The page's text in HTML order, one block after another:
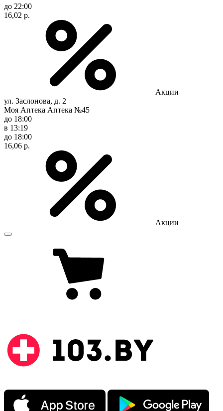
до 22:00
16,02 р.
Акции
ул. Заслонова, д. 2
Моя Аптека Аптека №45
до 18:00
в 13:19
до 18:00
16,06 р.
Акции